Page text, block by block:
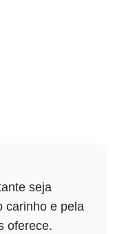
seja
carinho e pela
oferece.